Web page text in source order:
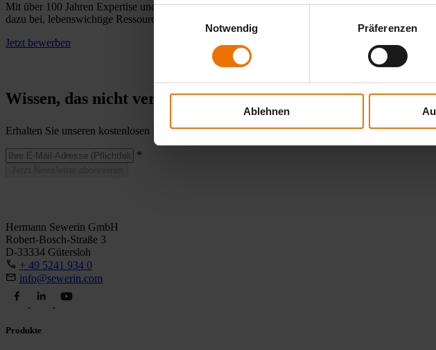
Einwilligungsauswahl
Notwendig
Präferenzen
Ablehnen
Mit über 100 Jahren Expertise und einer starken Tradition "Made in Germany" entwickeln wir
dazu bei, lebenswichtige Ressourcen zu bewahren und eine sichere Zukunft zu gewährleisten.
Jetzt bewerben
Wissen, das nicht versickert. Der Newsletter für
Erhalten Sie unseren kostenlosen Newsletter mit Praxistipps, Neuigkeiten und exklusiven
*
Hermann Sewerin GmbH
Robert-Bosch-Straße 3
D-33334 Gütersloh
+ 49 5241 934 0
info@sewerin.com
Produkte